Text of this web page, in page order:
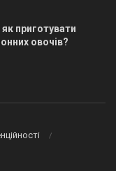
приготувати
овочів?